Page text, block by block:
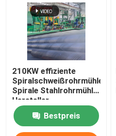
210KW effiziente
Spiralschweißrohrmühle
Spirale Stahlrohrmühle
Hersteller
Bestpreis